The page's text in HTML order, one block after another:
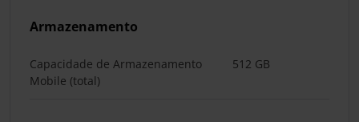
Armazenamento
Capacidade de Armazenamento
Mobile (total)
512 GB